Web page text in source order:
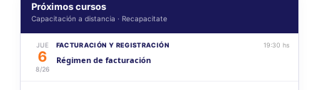
Próximos cursos
Capacitación a distancia · Recapacitate
JUE
6
8/26
FACTURACIÓN Y REGISTRACIÓN 19:30 hs
Régimen de facturación